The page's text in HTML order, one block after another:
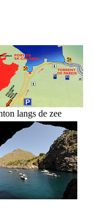
langs de zee